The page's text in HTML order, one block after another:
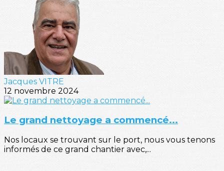
Jacques VITRE
12 novembre 2024
Le grand nettoyage a commencé...
Nos locaux se trouvant sur le port, nous vous tenons
informés de ce grand chantier avec,...